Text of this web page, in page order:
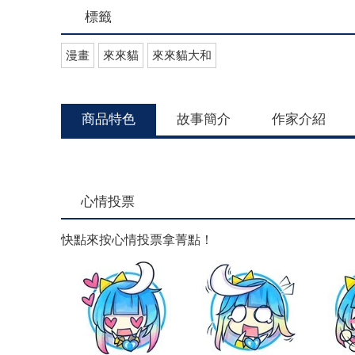
標籤
漫畫 來來貓 來來貓大和
商品特色 故事簡介 作家介紹
心情投票
快點來按心情投票拿菁點！